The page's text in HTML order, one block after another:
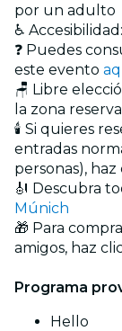
por un adulto
♿
❓ Puedes
este evento
🪑 Libre
la zona
🕯️ Si quieres
entradas
personas), haz
🎻 Descubra
Múnich
🎁 Para
amigos, haz
Programa
Hello